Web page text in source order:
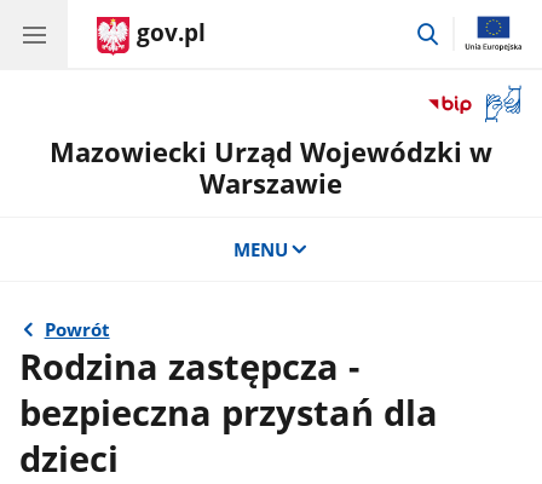
gov.pl
przejdź
okno
z
Mazowiecki Urząd Wojewódzki w
Warszawie
MENU
Powrót
Rodzina zastępcza -
bezpieczna przystań dla
dzieci